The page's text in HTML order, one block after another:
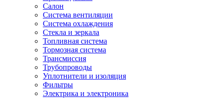
Салон
Система вентиляции
Система охлаждения
Стекла и зеркала
Топливная система
Тормозная система
Трансмиссия
Трубопроводы
Уплотнители и изоляция
Фильтры
Электрика и электроника